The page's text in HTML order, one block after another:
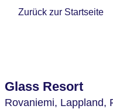
Zurück zur Startseite
Glass Resort
Rovaniemi, Lappland,